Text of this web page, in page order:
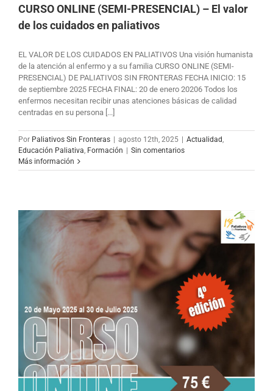
CURSO ONLINE (SEMI-PRESENCIAL) – El valor
de los cuidados en paliativos
EL VALOR DE LOS CUIDADOS EN PALIATIVOS Una visión humanista
de la atención al enfermo y a su familia CURSO ONLINE (SEMI-
PRESENCIAL) DE PALIATIVOS SIN FRONTERAS FECHA INICIO: 15
de septiembre 2025 FECHA FINAL: 20 de enero 20206 Todos los
enfermos necesitan recibir unas atenciones básicas de calidad
centradas en su persona [...]
Por Paliativos Sin Fronteras agosto 12th, 2025 Actualidad,
Educación Paliativa, Formación
Sin comentarios
Más información